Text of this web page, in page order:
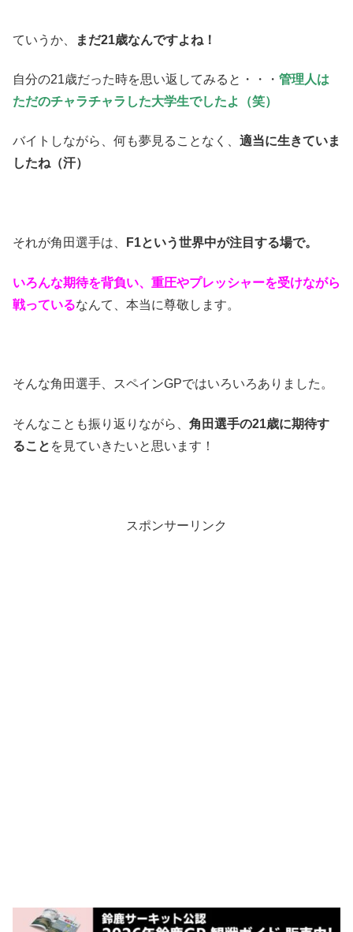
ていうか、 まだ21歳なんですよね！
自分の21歳だった時を思い返してみると・・・ 管理人は
ただのチャラチャラした大学生でしたよ（笑）
バイトしながら、何も夢見ることなく、 適当に生きていま
したね（汗）
それが角田選手は、 F1という世界中が注目する場で。
いろんな期待を背負い、重圧やプレッシャーを受けながら
戦っているなんて、本当に尊敬します。
そんな角田選手、スペインGPではいろいろありました。
そんなことも振り返りながら、 角田選手の21歳に期待す
ること を見ていきたいと思います！
スポンサーリンク